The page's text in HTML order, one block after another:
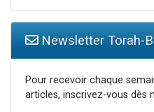
Newsletter Torah-
Pour recevoir chaque
articles, inscrivez-vous dès